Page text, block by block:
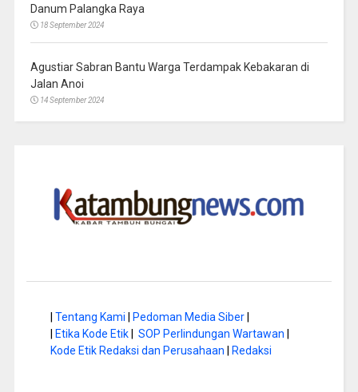
Danum Palangka Raya
18 September 2024
Agustiar Sabran Bantu Warga Terdampak Kebakaran di
Jalan Anoi
14 September 2024
Tentang Kami Pedoman Media Siber|
Etika Kode Etik| SOP Perlindungan Wartawan
Kode Etik Redaksi dan Perusahaan
Redaksi